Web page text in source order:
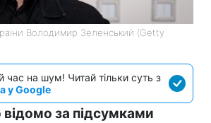
Володимир Зеленський (Getty
час на шум! Читай тільки суть з
у Google
за підсумками